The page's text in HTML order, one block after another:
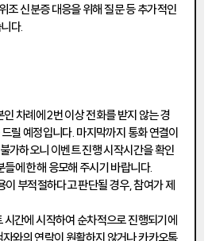
조 신분증 대응을 위해 질문 등 추가적인
다.
차례에 2번 이상 전화를 받지 않는 경
릴 예정입니다. 마지막까지 통화 연결이
가하오니 이벤트 진행 시작시간을 확인
에 한해 응모해 주시기 바랍니다.
이 부적절하다고 판단될 경우, 참여가 제
간에 시작하여 순차적으로 진행되기에
와의 연락이 원활하지 않거나 카카오톡